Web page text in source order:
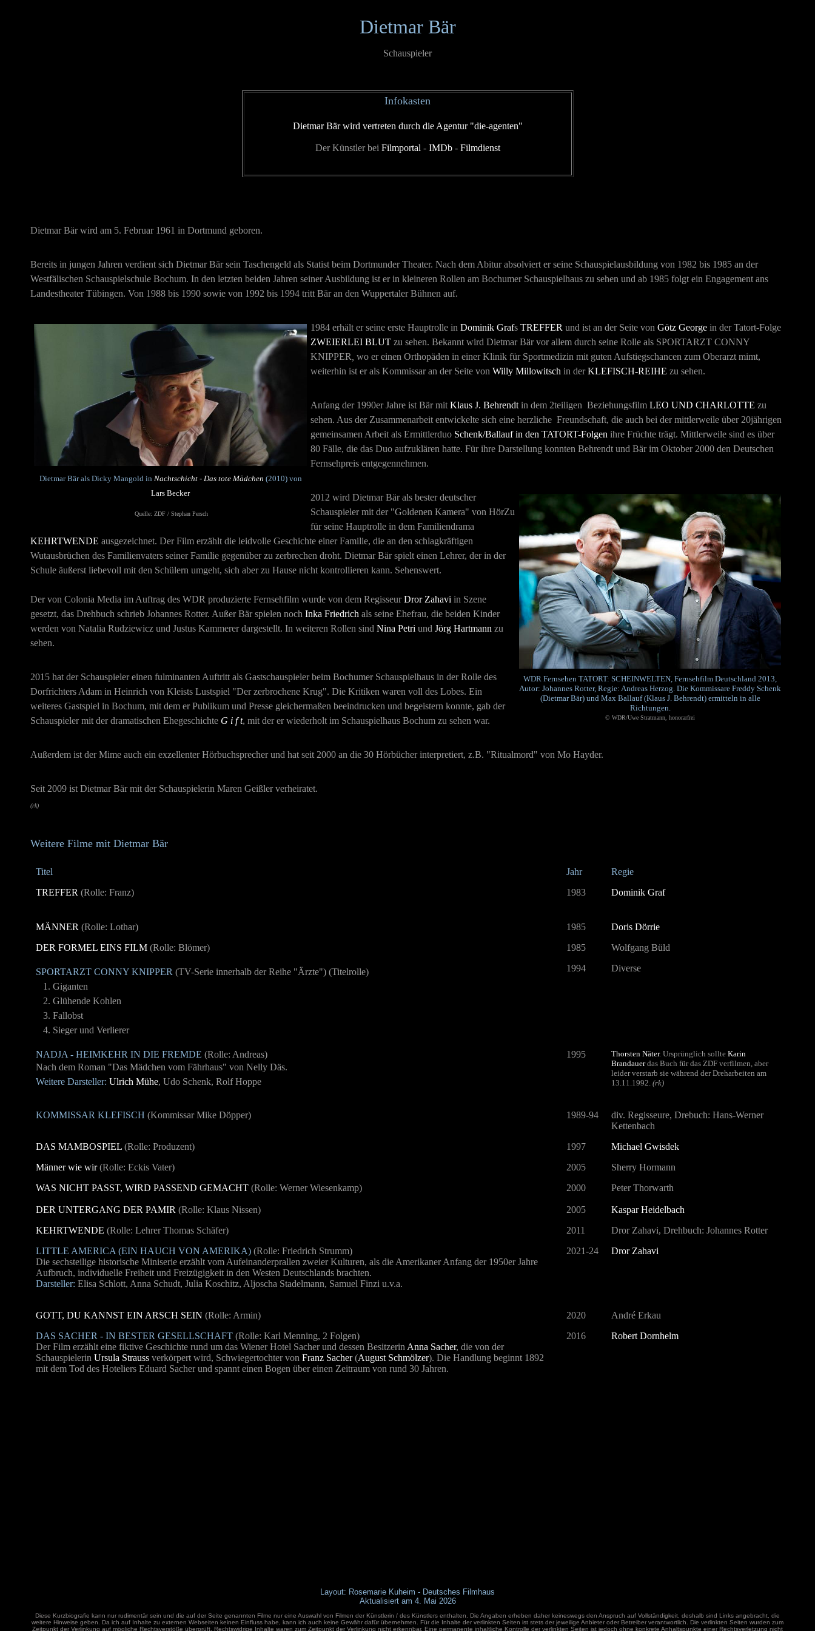
Dietmar Bär
Schauspieler
Infokasten
Dietmar Bär wird vertreten durch die Agentur "die-agenten"
Der Künstler bei Filmportal - IMDb- Filmdienst
Dietmar Bär wird am 5. Februar 1961 in Dortmund geboren.
Bereits in jungen Jahren verdient sich Dietmar Bär sein Taschengeld als Statist beim Dortmunder Theater. Nach dem Abitur absolviert er seine Schauspielausbildung von 1982 bis 1985 an der
Westfälischen Schauspielschule Bochum. In den letzten beiden Jahren seiner Ausbildung ist er in kleineren Rollen am Bochumer Schauspielhaus zu sehen und ab 1985 folgt ein Engagement ans
Landestheater Tübingen. Von 1988 bis 1990 sowie von 1992 bis 1994 tritt Bär an den Wuppertaler Bühnen auf.
Dietmar Bär als Dicky Mangold in Nachtschicht - Das tote Mädchen (2010) von
Lars Becker
Quelle: ZDF / Stephan Persch
1984 erhält er seine erste Hauptrolle in Dominik Grafs TREFFER und ist an der Seite von Götz George in der Tatort-Folge
ZWEIERLEI BLUT zu sehen. Bekannt wird Dietmar Bär vor allem durch seine Rolle als SPORTARZT CONNY
KNIPPER wo er einen Orthopäden in einer Klinik für Sportmedizin mit guten Aufstiegschancen zum Oberarzt mimt,
weiterhin ist erals Kommissar an der Seite von Willy Millowitsch in derKLEFISCH-REIHE zu sehen.
Anfang der 1990er Jahre ist Bär mit Klaus J. Behrendt in dem 2teiligen Beziehungsfilm LEO UND CHARLOTTE zu
sehen. Aus der Zusammenarbeit entwickelte sich eine herzliche Freundschaft, die auch bei der mittlerweile über 20jährigen
gemeinsamen Arbeit als Ermittlerduo Schenk/Ballauf in den TATORT-Folgen ihre Früchte trägt. Mittlerweile sind es über
80 Fälle, die das Duo aufzuklären hatte. Für ihre Darstellung konnten Behrendt und Bär im Oktober 2000 den Deutschen
Fernsehpreis entgegennehmen.
WDR Fernsehen TATORT: SCHEINWELTEN, Fernsehfilm Deutschland 2013,
Autor: Johannes Rotter, Regie: Andreas Herzog. Die Kommissare Freddy Schenk
(Dietmar Bär) und Max Ballauf (Klaus J. Behrendt) ermitteln in alle
Richtungen.
© WDR/Uwe Stratmann, honorarfrei
2012 wird Dietmar Bär als bester deutscher
Schauspieler mit der "Goldenen Kamera" von HörZu
für seine Hauptrolle in dem Familiendrama
KEHRTWENDE ausgezeichnet. Der Film erzählt die leidvolle Geschichte einer Familie, die an den schlagkräftigen
Wutausbrüchen des Familienvaters seiner Familie gegenüber zu zerbrechen droht. Dietmar Bär spielt einen Lehrer, der in der
Schule äußerst liebevoll mit den Schülern umgeht, sich aber zu Hause nicht kontrollieren kann. Sehenswert.
Der von Colonia Media im Auftrag des WDR produzierte Fernsehfilm wurde von dem RegisseurDror Zahavi in Szene
gesetzt, das Drehbuch schrieb Johannes Rotter. Außer Bär spielen noch Inka Friedrich als seine Ehefrau, die beiden Kinder
werden von Natalia Rudziewicz und Justus Kammerer dargestellt. In weiteren Rollen sind Nina Petri und Jörg Hartmann zu
sehen.
2015 hat der Schauspieler einen fulminanten Auftritt als Gastschauspieler beim Bochumer Schauspielhaus in der Rolle des
Dorfrichters Adam in Heinrich von Kleists Lustspiel "Der zerbrochene Krug". Die Kritiken waren voll des Lobes. Ein
weiteres Gastspiel in Bochum, mit dem er Publikum und Presse gleichermaßen beeindrucken und begeistern konnte, gab der
Schauspieler mit der dramatischen Ehegeschichte G i f t, mit der er wiederholt im Schauspielhaus Bochum zu sehen war.
Außerdem ist der Mime auch ein exzellenter Hörbuchsprecher und hat seit 2000 an die 30 Hörbücher interpretiert, z.B. "Ritualmord" von Mo Hayder.
Seit 2009 ist Dietmar Bär mit der Schauspielerin Maren Geißler verheiratet.
(rk)
Weitere Filme mit Dietmar Bär
Titel Jahr
Regie
TREFFER (Rolle: Franz) 1983 Dominik Graf
MÄNNER (Rolle: Lothar) 1985
Doris Dörrie
DER FORMEL EINS FILM (Rolle: Blömer) 1985 Wolfgang Büld
SPORTARZT CONNY KNIPPER (TV-Serie innerhalb der Reihe "Ärzte") (Titelrolle)
1. Giganten
2. Glühende Kohlen
3. Fallobst
4. Sieger und Verlierer
1994 Diverse
NADJA - HEIMKEHR IN DIE FREMDE (Rolle: Andreas)
Nach dem Roman "Das Mädchen vom Fährhaus" von Nelly Däs.
Weitere Darsteller: Ulrich Mühe, Udo Schenk, Rolf Hoppe
1995 Thorsten Näter. Ursprünglich sollte Karin
Brandauerdas Buch für das ZDF verfilmen, aber
leider verstarb sie während der Dreharbeiten am
13.11.1992. (rk)
KOMMISSAR KLEFISCH (Kommissar Mike Döpper) 1989-94
div. Regisseure, Drebuch: Hans-Werner
Kettenbach
DAS MAMBOSPIEL (Rolle: Produzent) 1997
Michael Gwisdek
Männer wie wir(Rolle: Eckis Vater) 2005
Sherry Hormann
WAS NICHT PASST, WIRD PASSEND GEMACHT (Rolle: Werner Wiesenkamp) 2000 Peter Thorwarth
DER UNTERGANG DER PAMIR (Rolle: Klaus Nissen) 2005
Kaspar Heidelbach
KEHRTWENDE (Rolle: Lehrer Thomas Schäfer) 2011
Dror Zahavi, Drehbuch: Johannes Rotter
LITTLE AMERICA (EIN HAUCH VON AMERIKA) (Rolle: Friedrich Strumm)
Die sechsteilige historische Miniserie erzählt vom Aufeinanderprallen zweier Kulturen, als die Amerikaner Anfang der 1950er Jahre
Aufbruch, individuelle Freiheit und Freizügigkeit in den Westen Deutschlands brachten.
Darsteller: Elisa Schlott, Anna Schudt, Julia Koschitz, Aljoscha Stadelmann, Samuel Finzi u.v.a.
2021-24 Dror Zahavi
GOTT, DU KANNST EIN ARSCH SEIN (Rolle: Armin) 2020
André Erkau
DAS SACHER - IN BESTER GESELLSCHAFT (Rolle: Karl Menning, 2 Folgen)
Der Film erzählt eine fiktive Geschichte rund um das Wiener Hotel Sacher und dessen Besitzerin Anna Sacher, die von der
Schauspielerin Ursula Strauss verkörpert wird, Schwiegertochter von Franz Sacher(August Schmölzer). Die Handlung beginnt 1892
mit dem Tod des Hoteliers Eduard Sacher und spannt einen Bogen über einen Zeitraum von rund 30 Jahren.
2016 Robert Dornhelm
Layout: Rosemarie Kuheim - Deutsches Filmhaus
Aktualisiert am 4. Mai 2026
Diese Kurzbiografie kann nur rudimentär sein und die auf der Seite genannten Filme nur eine Auswahl von Filmen der Künstlerin / des Künstlers enthalten. Die Angaben erheben daher keineswegs den Anspruch auf Vollständigkeit, deshalb sind Links angebracht, die
weitere Hinweise geben. Da ich auf Inhalte zu externen Webseiten keinen Einfluss habe, kann ich auch keine Gewähr dafür übernehmen. Für die Inhalte der verlinkten Seiten ist stets der jeweilige Anbieter oder Betreiber verantwortlich. Die verlinkten Seiten wurden zum
Zeitpunkt der Verlinkung auf mögliche Rechtsverstöße überprüft. Rechtswidrige Inhalte waren zum Zeitpunkt der Verlinkung nicht erkennbar. Eine permanente inhaltliche Kontrolle der verlinkten Seiten ist jedoch ohne konkrete Anhaltspunkte einer Rechtsverletzung nicht